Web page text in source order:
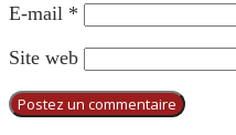
E-mail *
Site web